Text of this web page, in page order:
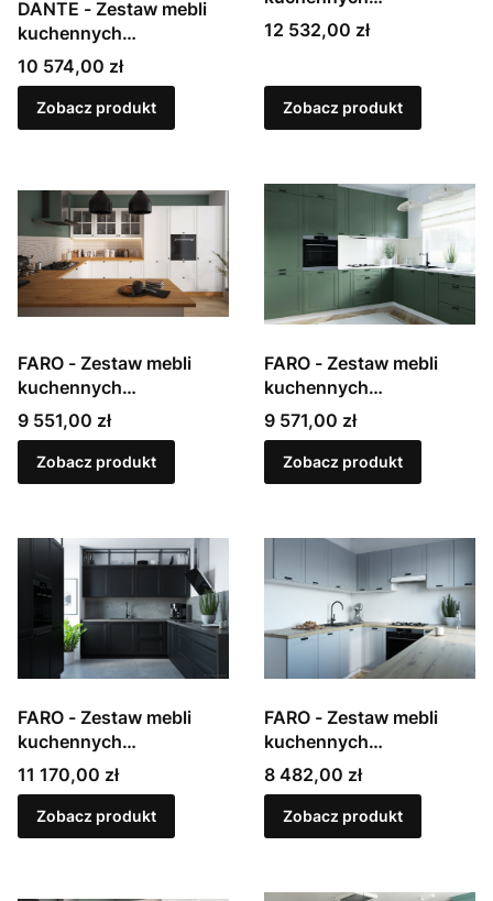
DANTE - Zestaw mebli
kuchennych
modułowych,
lakierowanych w macie
Cena
10 574,00 zł
Zobacz produkt
modułowych,
lakierowanych w macie
Cena
12 532,00 zł
Zobacz produkt
FARO - Zestaw mebli
kuchennych
modułowych,
lakierowanych w macie
Cena
9 551,00 zł
Zobacz produkt
FARO - Zestaw mebli
kuchennych
modułowych,
lakierowanych w macie
Cena
9 571,00 zł
Zobacz produkt
FARO - Zestaw mebli
kuchennych
modułowych,
lakierowanych w macie
Cena
11 170,00 zł
Zobacz produkt
FARO - Zestaw mebli
kuchennych
modułowych,
lakierowanych w macie
Cena
8 482,00 zł
Zobacz produkt